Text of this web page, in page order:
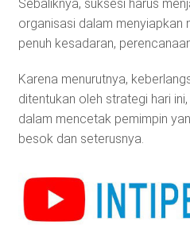
Sebaliknya, suksesi harus
organisasi dalam menyiapkan
penuh kesadaran,
Karena menurutnya,
ditentukan oleh strategi hari
dalam mencetak pemimpin
besok dan seterusnya.